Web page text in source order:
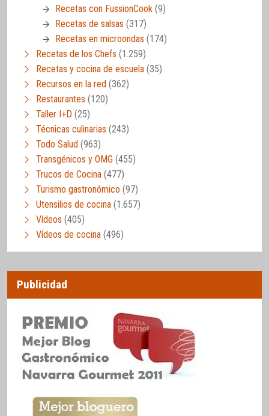
Recetas con FussionCook (9)
Recetas de salsas (317)
Recetas en microondas (174)
Recetas de los Chefs (1.259)
Recetas y cocina de escuela (35)
Recursos en la red (362)
Restaurantes (120)
Taller I+D (25)
Técnicas culinarias (243)
Todo Salud (963)
Transgénicos y OMG (455)
Trucos de Cocina (477)
Turismo gastronómico (97)
Utensilios de cocina (1.657)
Vídeos (405)
Vídeos de cocina (496)
Publicidad